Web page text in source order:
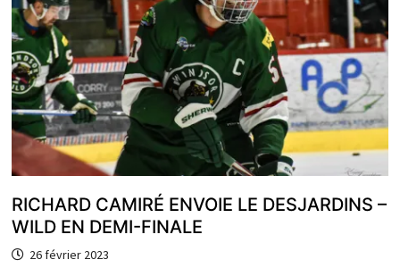
RICHARD CAMIRÉ ENVOIE LE DESJARDINS –
WILD EN DEMI-FINALE
26 février 2023